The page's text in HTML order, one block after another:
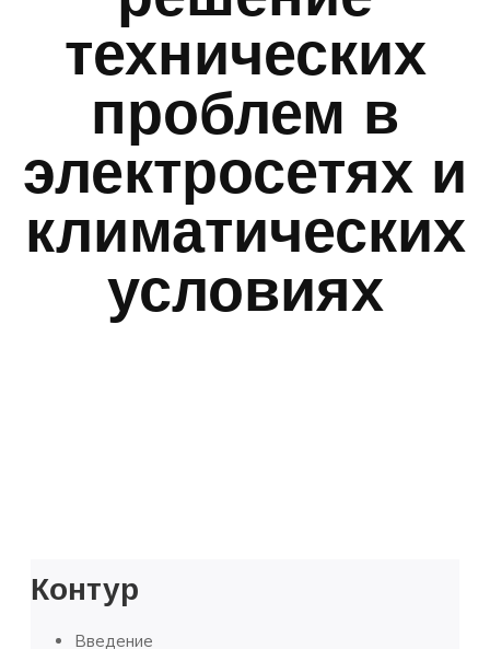
технических
проблем в
электросетях и
климатических
условиях
Контур
Введение